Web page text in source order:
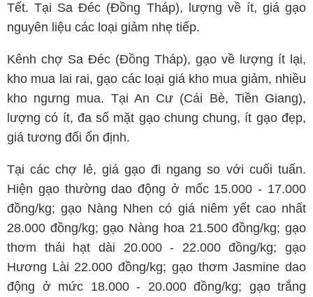
Tết. Tại Sa Đéc (Đồng Tháp), lượng về ít, giá gạo
nguyên liệu các loại giảm nhẹ tiếp.
Kênh chợ Sa Đéc (Đồng Tháp), gạo về lượng ít lại,
kho mua lai rai, gạo các loại giá kho mua giảm, nhiều
kho ngưng mua. Tại An Cư (Cái Bè, Tiền Giang),
lượng có ít, đa số mặt gạo chung chung, ít gạo đẹp,
giá tương đối ổn định.
Tại các chợ lẻ, giá gạo đi ngang so với cuối tuấn.
Hiện gạo thường dao động ở mốc 15.000 - 17.000
đồng/kg; gạo Nàng Nhen có giá niêm yết cao nhất
28.000 đồng/kg; gạo Nàng hoa 21.500 đồng/kg; gạo
thơm thái hạt dài 20.000 - 22.000 đồng/kg; gạo
Hương Lài 22.000 đồng/kg; gạo thơm Jasmine dao
động ở mức 18.000 - 20.000 đồng/kg; gạo trắng